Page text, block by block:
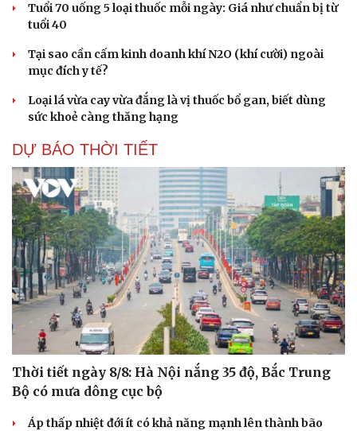
Cải chính
Tuổi 70 uống 5 loại thuốc mỗi ngày: Giá như chuẩn bị từ
tuổi 40
Tại sao cần cấm kinh doanh khí N2O (khí cười) ngoài
mục đích y tế?
Loại lá vừa cay vừa đắng là vị thuốc bổ gan, biết dùng
sức khoẻ càng thăng hạng
DỰ BÁO THỜI TIẾT
Thời tiết ngày 8/8: Hà Nội nắng 35 độ, Bắc Trung
Bộ có mưa dông cục bộ
Áp thấp nhiệt đới ít có khả năng mạnh lên thành bão